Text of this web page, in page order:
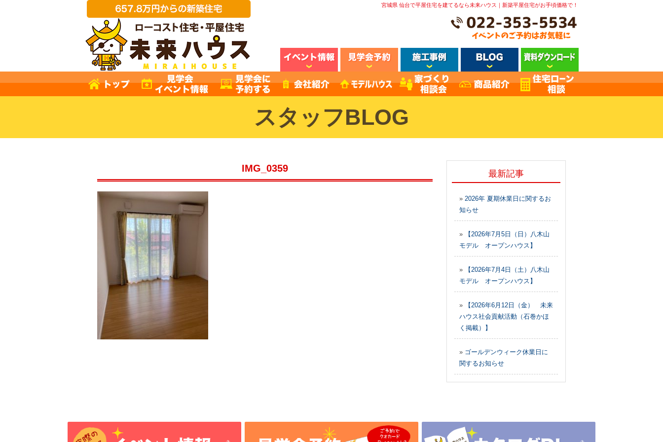
宮城県 仙台で平屋住宅を建てるなら未来ハウス｜新築平屋住宅がお手頃価格で！
スタッフBLOG
IMG_0359 最新記事
» 2026年 夏期休業日に関するお
知らせ
»
【2026年7月5日（日）八木山
モデル オープンハウス】
»
【2026年7月4日（土）八木山
モデル オープンハウス】
»
【2026年6月12日（金） 未来
ハウス社会貢献活動（石巻かほ
く掲載）】
» ゴールデンウィーク休業日に
関するお知らせ